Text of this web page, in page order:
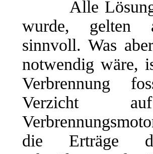
Alle
wurde, gelten
sinnvoll. Was
notwendig wäre,
Verbrennung
Verzicht
die Erträge